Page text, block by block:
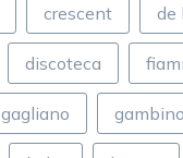
crescent de
discoteca
gagliano gambino